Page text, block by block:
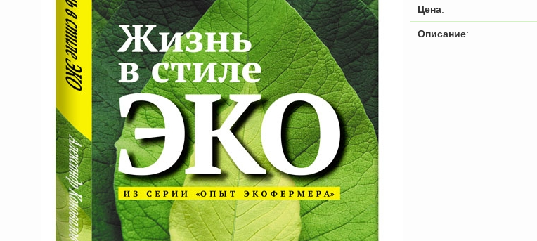
Цена:
Описание: